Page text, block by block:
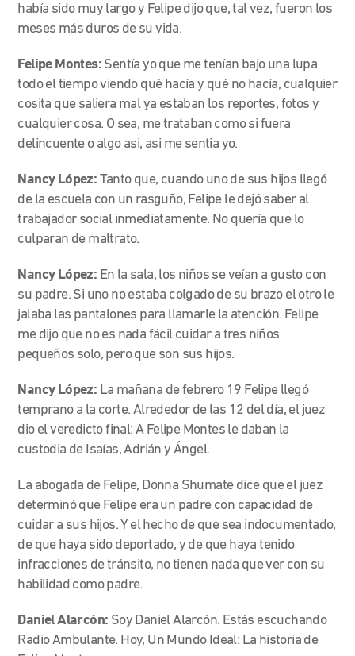
había sido muy largo y Felipe dijo que, tal vez, fueron los
meses más duros de su vida.
Felipe Montes: Sentía yo que me tenían bajo una lupa
todo el tiempo viendo qué hacía y qué no hacía, cualquier
cosita que saliera mal ya estaban los reportes, fotos y
cualquier cosa. O sea, me trataban como si fuera
delincuente o algo asi, asi me sentia yo.
Nancy López: Tanto que, cuando uno de sus hijos llegó
de la escuela con un rasguño, Felipe le dejó saber al
trabajador social inmediatamente. No quería que lo
culparan de maltrato.
Nancy López: En la sala, los niños se veían a gusto con
su padre. Si uno no estaba colgado de su brazo el otro le
jalaba las pantalones para llamarle la atención. Felipe
me dijo que no es nada fácil cuidar a tres niños
pequeños solo, pero que son sus hijos.
Nancy López: La mañana de febrero 19 Felipe llegó
temprano a la corte. Alrededor de las 12 del día, el juez
dio el veredicto final: A Felipe Montes le daban la
custodia de Isaías, Adrián y Ángel.
La abogada de Felipe, Donna Shumate dice que el juez
determinó que Felipe era un padre con capacidad de
cuidar a sus hijos. Y el hecho de que sea indocumentado,
de que haya sido deportado, y de que haya tenido
infracciones de tránsito, no tienen nada que ver con su
habilidad como padre.
Daniel Alarcón: Soy Daniel Alarcón. Estás escuchando
Radio Ambulante. Hoy, Un Mundo Ideal: La historia de